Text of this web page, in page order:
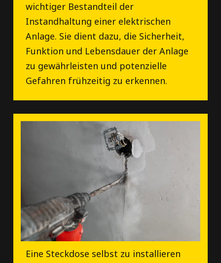
wichtiger Bestandteil der
Instandhaltung einer elektrischen
Anlage. Sie dient dazu, die Sicherheit,
Funktion und Lebensdauer der Anlage
zu gewährleisten und potenzielle
Gefahren frühzeitig zu erkennen.
Eine Steckdose selbst zu installieren